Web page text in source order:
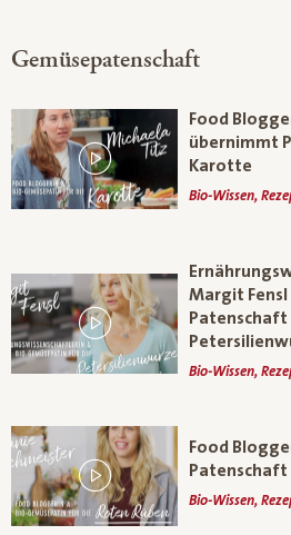
Gemüsepatenschaft
Food
übernimmt
Karotte
Bio-Wissen,
Margit
Patenschaft
Bio-Wissen,
Food
Patenschaft
Bio-Wissen,